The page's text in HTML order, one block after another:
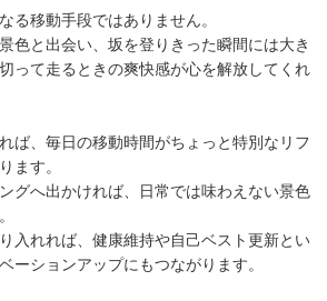
る移動手段ではありません。
色と出会い、坂を登りきった瞬間には大き
って走るときの爽快感が心を解放してくれ
ば、毎日の移動時間がちょっと特別なリフ
ます。
グへ出かければ、日常では味わえない景色
入れれば、健康維持や自己ベスト更新とい
ーションアップにもつながります。